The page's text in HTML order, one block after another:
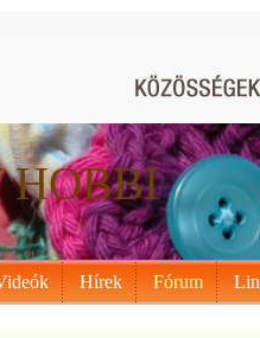
HOBBI
Hírek Fórum